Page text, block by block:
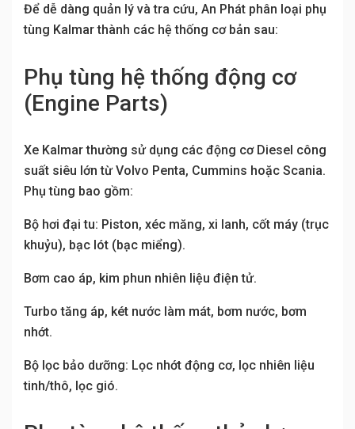
Để dễ dàng quản lý và tra cứu, An Phát phân loại phụ
tùng Kalmar thành các hệ thống cơ bản sau:
Phụ tùng hệ thống động cơ
(Engine Parts)
Xe Kalmar thường sử dụng các động cơ Diesel công
suất siêu lớn từ Volvo Penta, Cummins hoặc Scania.
Phụ tùng bao gồm:
Bộ hơi đại tu: Piston, xéc măng, xi lanh, cốt máy (trục
khuỷu), bạc lót (bạc miểng).
Bơm cao áp, kim phun nhiên liệu điện tử.
Turbo tăng áp, két nước làm mát, bơm nước, bơm
nhớt.
Bộ lọc bảo dưỡng: Lọc nhớt động cơ, lọc nhiên liệu
tinh/thô, lọc gió.